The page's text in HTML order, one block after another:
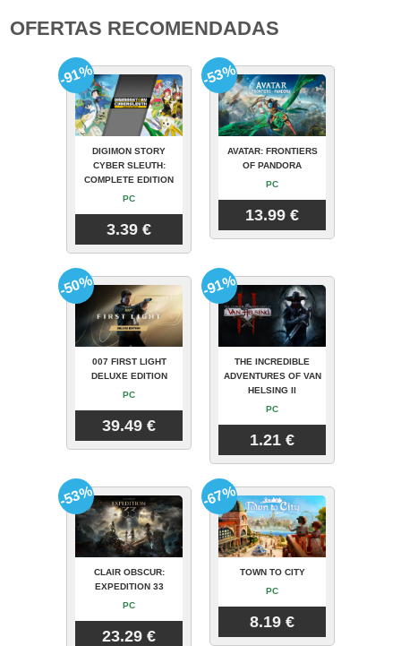
OFERTAS RECOMENDADAS
DIGIMON STORY
CYBER SLEUTH:
COMPLETE EDITION
PC
3.39 €
-91%
AVATAR: FRONTIERS
OF PANDORA
PC
13.99 €
-53%
007 FIRST LIGHT
DELUXE EDITION
PC
39.49 €
-50%
THE INCREDIBLE
ADVENTURES OF VAN
HELSING II
PC
1.21 €
-91%
CLAIR OBSCUR:
EXPEDITION 33
PC
23.29 €
-53%
TOWN TO CITY
PC
8.19 €
-67%